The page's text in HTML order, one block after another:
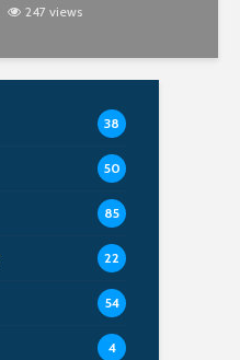
247 views
38
50
85
22
54
4